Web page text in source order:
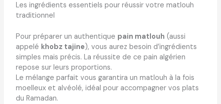
Les ingrédients essentiels pour réussir votre matlouh
traditionnel
Pour préparer un authentique pain matlouh (aussi
appelé khobz tajine), vous aurez besoin d’ingrédients
simples mais précis. La réussite de ce pain algérien
repose sur leurs proportions.
Le mélange parfait vous garantira un matlouh à la fois
moelleux et alvéolé, idéal pour accompagner vos plats
du Ramadan.